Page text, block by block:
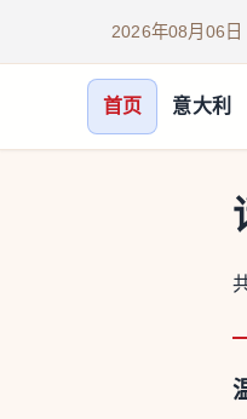
2026年08月06日
首页 意大利